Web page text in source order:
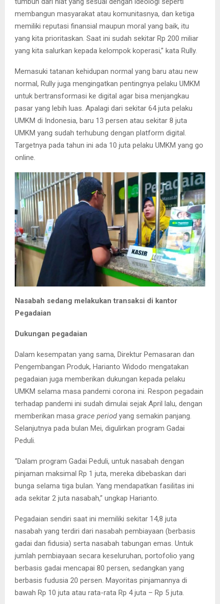
membangun masyarakat atau komunitasnya, dan ketiga
memiliki reputasi finansial maupun moral yang baik, itu
yang kita prioritaskan. Saat ini sudah sekitar Rp 200 miliar
yang kita salurkan kepada kelompok koperasi,” kata Rully.
Memasuki tatanan kehidupan normal yang baru atau new
normal, Rully juga mengingatkan pentingnya pelaku UMKM
untuk bertransformasi ke digital agar bisa menjangkau
pasar yang lebih luas. Apalagi dari sekitar 64 juta pelaku
UMKM di Indonesia, baru 13 persen atau sekitar 8 juta
UMKM yang sudah terhubung dengan platform digital.
Targetnya pada tahun ini ada 10 juta pelaku UMKM yang go
online.
Nasabah sedang melakukan transaksi di kantor
Pegadaian
Dukungan pegadaian
Dalam kesempatan yang sama, Direktur Pemasaran dan
Pengembangan Produk, Harianto Widodo mengatakan
pegadaian juga memberikan dukungan kepada pelaku
UMKM selama masa pandemi corona ini. Respon pegadain
terhadap pandemi ini sudah dimulai sejak April lalu, dengan
memberikan masa grace periodyang semakin panjang.
Selanjutnya pada bulan Mei, digulirkan program Gadai
Peduli.
“Dalam program Gadai Peduli, untuk nasabah dengan
pinjaman maksimal Rp 1 juta, mereka dibebaskan dari
bunga selama tiga bulan. Yang mendapatkan fasilitas ini
ada sekitar 2 juta nasabah,” ungkap Harianto.
Pegadaian sendiri saat ini memiliki sekitar 14,8 juta
nasabah yang terdiri dari nasabah pembiayaan (berbasis
gadai dan fidusia) serta nasabah tabungan emas. Untuk
jumlah pembiayaan secara keseluruhan, portofolio yang
berbasis gadai mencapai 80 persen, sedangkan yang
berbasis fudusia 20 persen. Mayoritas pinjamannya di
bawah Rp 10 juta atau rata-rata Rp 4 juta – Rp 5 juta.